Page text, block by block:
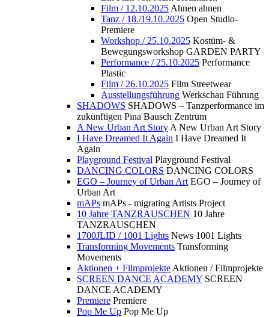
Film / 12.10.2025 Ahnen ahnen
Tanz / 18./19.10.2025 Open Studio-
Premiere
Workshop / 25.10.2025 Kostüm- &
Bewegungsworkshop GARDEN PARTY
Performance / 25.10.2025 Performance
Plastic
Film / 26.10.2025 Film Streetwear
Ausstellungsführung Werkschau Führung
SHADOWS SHADOWS – Tanzperformance im
zukünftigen Pina Bausch Zentrum
A New Urban Art Story A New Urban Art Story
I Have Dreamed It Again I Have Dreamed It
Again
Playground Festival Playground Festival
DANCING COLORS DANCING COLORS
EGO – Journey of Urban Art EGO – Journey of
Urban Art
mAPs mAPs - migrating Artists Project
10 Jahre TANZRAUSCHEN 10 Jahre
TANZRAUSCHEN
1700JLID / 1001 Lights News 1001 Lights
Transforming Movements Transforming
Movements
Aktionen + Filmprojekte Aktionen / Filmprojekte
SCREEN DANCE ACADEMY SCREEN
DANCE ACADEMY
Premiere Premiere
Pop Me Up Pop Me Up